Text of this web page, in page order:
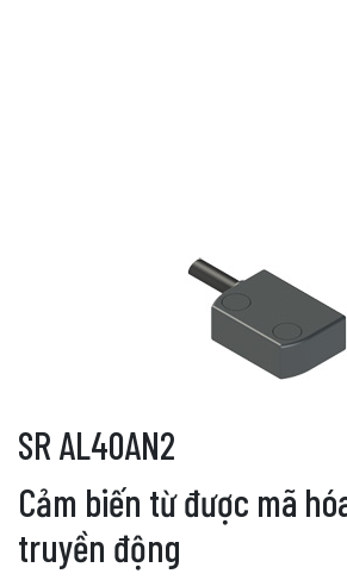
SR AL40AN2
Cảm biến từ được mã
truyền động